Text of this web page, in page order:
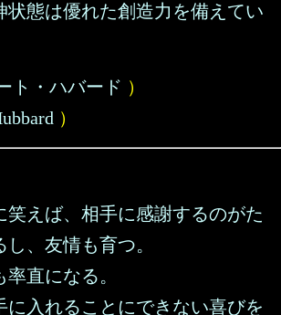
状態は優れた創造力を備えてい
ト・ハバード ）
）
笑えば、相手に感謝するのがた
、友情も育つ。
直になる。
に入れることにできない喜びを